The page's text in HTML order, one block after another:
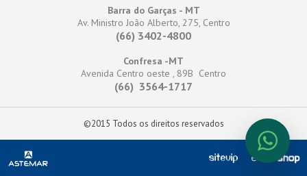
Barra do Garças - MT
Av. Ministro João Alberto, 275, Centro
(66) 3402-4800
Confresa -MT
Avenida Centro oeste , 89B Centro
(66) 3564-1717
©2015 Todos os direitos reservados